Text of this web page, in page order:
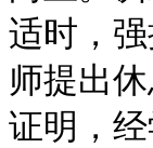
适时，
师提出
证明，